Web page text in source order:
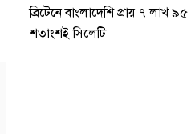
ব্রিটেনে বাংলাদেশি প্রায় ৭ লাখ ৯৫
শতাংশই সিলেটি